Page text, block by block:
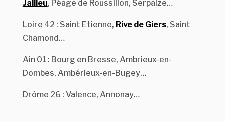
Jallieu, Péage de Roussillon, Serpaize…
Loire 42 : Saint Etienne, Rive de Giers, Saint
Chamond…
Ain 01 : Bourg en Bresse, Ambrieux-en-
Dombes, Ambérieux-en-Bugey…
Drôme 26 : Valence, Annonay…